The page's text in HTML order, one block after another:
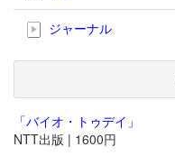
ジャーナル
「バイオ・トゥデイ」
NTT出版 | 1600円